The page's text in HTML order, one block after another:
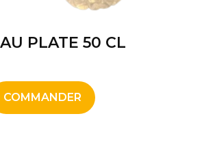
PLATE 50 CL
COMMANDER